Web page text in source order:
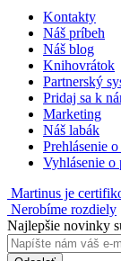
Kontakty
Náš príbeh
Náš blog
Knihovrátok
Partnerský
Pridaj sa k
Marketing
Náš labák
Prehlásenie
Vyhlásenie o
Martinus je
Nerobíme rozdiely
Najlepšie novinky